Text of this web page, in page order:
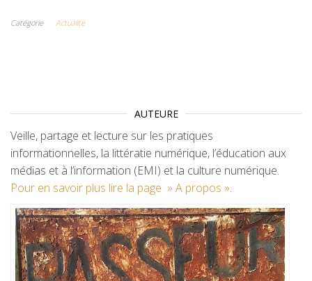
Catégorie Actualité
AUTEURE
Veille, partage et lecture sur les pratiques
informationnelles, la littératie numérique, l’éducation aux
médias et à l’information (EMI) et la culture numérique.
Pour en savoir plus lire la page » A propos ».